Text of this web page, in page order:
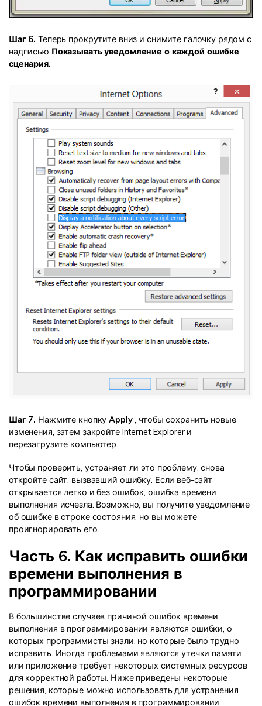
Шаг 6. Теперь прокрутите вниз и снимите галочку рядом с
надписью Показывать уведомление о каждой ошибке
сценария.
Шаг 7. Нажмите кнопку Apply , чтобы сохранить новые
изменения, затем закройте Internet Explorer и
перезагрузите компьютер.
Чтобы проверить, устраняет ли это проблему, снова
откройте сайт, вызвавший ошибку. Если веб-сайт
открывается легко и без ошибок, ошибка времени
выполнения исчезла. Возможно, вы получите уведомление
об ошибке в строке состояния, но вы можете
проигнорировать его.
Часть 6. Как исправить ошибки
времени выполнения в
программировании
В большинстве случаев причиной ошибок времени
выполнения в программировании являются ошибки, о
которых программисты знали, но которые было трудно
исправить. Иногда проблемами являются утечки памяти
или приложение требует некоторых системных ресурсов
для корректной работы. Ниже приведены некоторые
решения, которые можно использовать для устранения
ошибок времени выполнения в программировании.